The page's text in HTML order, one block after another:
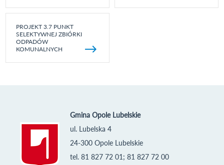
PROJEKT 3.7 PUNKT
SELEKTYWNEJ ZBIÓRKI
ODPADÓW
KOMUNALNYCH
Gmina Opole Lubelskie
ul. Lubelska 4
24-300 Opole Lubelskie
tel. 81 827 72 01; 81 827 72 00